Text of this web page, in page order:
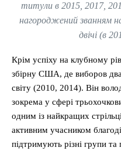
титули в 2015, 2017,
нагороджений званням
двічі (в
Крім успіху на клубному
збірну США, де виборов два
світу (2010, 2014). Він
зокрема у сфері
одним із найкращих
активним учасником
підтримують різні групи та